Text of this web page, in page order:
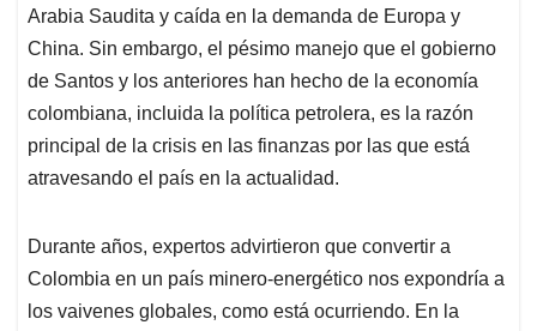
Arabia Saudita y caída en la demanda de Europa y
China. Sin embargo, el pésimo manejo que el gobierno
de Santos y los anteriores han hecho de la economía
colombiana, incluida la política petrolera, es la razón
principal de la crisis en las finanzas por las que está
atravesando el país en la actualidad.
Durante años, expertos advirtieron que convertir a
Colombia en un país minero-energético nos expondría a
los vaivenes globales, como está ocurriendo. En la